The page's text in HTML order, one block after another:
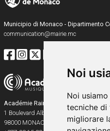
Noi
Noi
tecniche di
migliorare
Municipio di Monaco - Dipartimento
communication@mairie.mc
Académie Rainier III
1 Boulevard Albert Ier
98000 MONACO